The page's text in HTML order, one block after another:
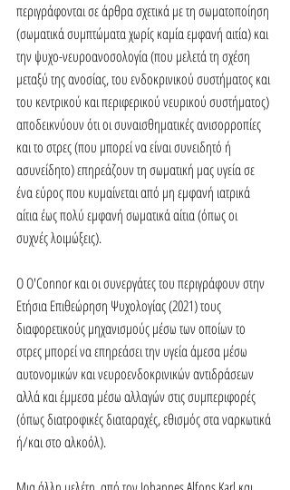
περιγράφονται σε άρθρα σχετικά με τη σωματοποίηση
(σωματικά συμπτώματα χωρίς καμία εμφανή αιτία) και
την ψυχο-νευροανοσολογία (που μελετά τη σχέση
μεταξύ της ανοσίας, του ενδοκρινικού συστήματος και
του κεντρικού και περιφερικού νευρικού συστήματος)
αποδεικνύουν ότι οι συναισθηματικές ανισορροπίες
και το στρες (που μπορεί να είναι συνειδητό ή
ασυνείδητο) επηρεάζουν τη σωματική μας υγεία σε
ένα εύρος που κυμαίνεται από μη εμφανή ιατρικά
αίτια έως πολύ εμφανή σωματικά αίτια (όπως οι
συχνές λοιμώξεις).
Ο O'Connor και οι συνεργάτες του περιγράφουν στην
Ετήσια Επιθεώρηση Ψυχολογίας (2021) τους
διαφορετικούς μηχανισμούς μέσω των οποίων το
στρες μπορεί να επηρεάσει την υγεία άμεσα μέσω
αυτονομικών και νευροενδοκρινικών αντιδράσεων
αλλά και έμμεσα μέσω αλλαγών στις συμπεριφορές
(όπως διατροφικές διαταραχές, εθισμός στα ναρκωτικά
ή/και στο αλκοόλ).